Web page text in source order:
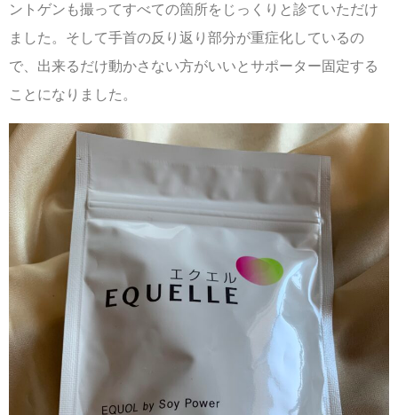
ントゲンも撮ってすべての箇所をじっくりと診ていただけ
ました。そして手首の反り返り部分が重症化しているの
で、出来るだけ動かさない方がいいとサポーター固定する
ことになりました。